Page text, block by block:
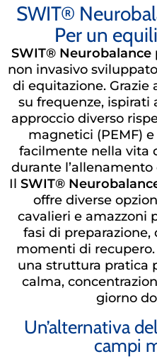
SWIT®
Per un
SWIT® Neurobalance
non invasivo
di equitazione.
su frequenze, ispirati
approccio diverso
magnetici (PEMF)
facilmente nella vita
durante
Il SWIT®
offre diverse
cavalieri e amazzoni
fasi di preparazione,
momenti di
una struttura pratica
calma,
giorno
Un’alternativa
campi